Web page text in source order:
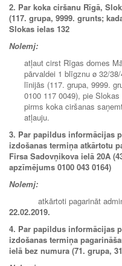
2. Par koka ciršanu Rīgā,
(117. grupa, 9999. grunts;
Slokas ielas 132
Nolemj:
atļaut cirst Rīgas domes
pārvaldei 1 blīgznu ø 32/
līnijās (117. grupa, 9999.
0100 117 0049), pie
pirms koka ciršanas
atļauju.
3. Par papildus informācijas
izdošanas termiņa atkārtotu
Firsa Sadovņikova ielā 20A
apzīmējums 0100 043 0164)
Nolemj:
atkārtoti pagarināt
22.02.2019.
4. Par papildus informācijas
izdošanas termiņa
ielā bez numura (71. grupa,